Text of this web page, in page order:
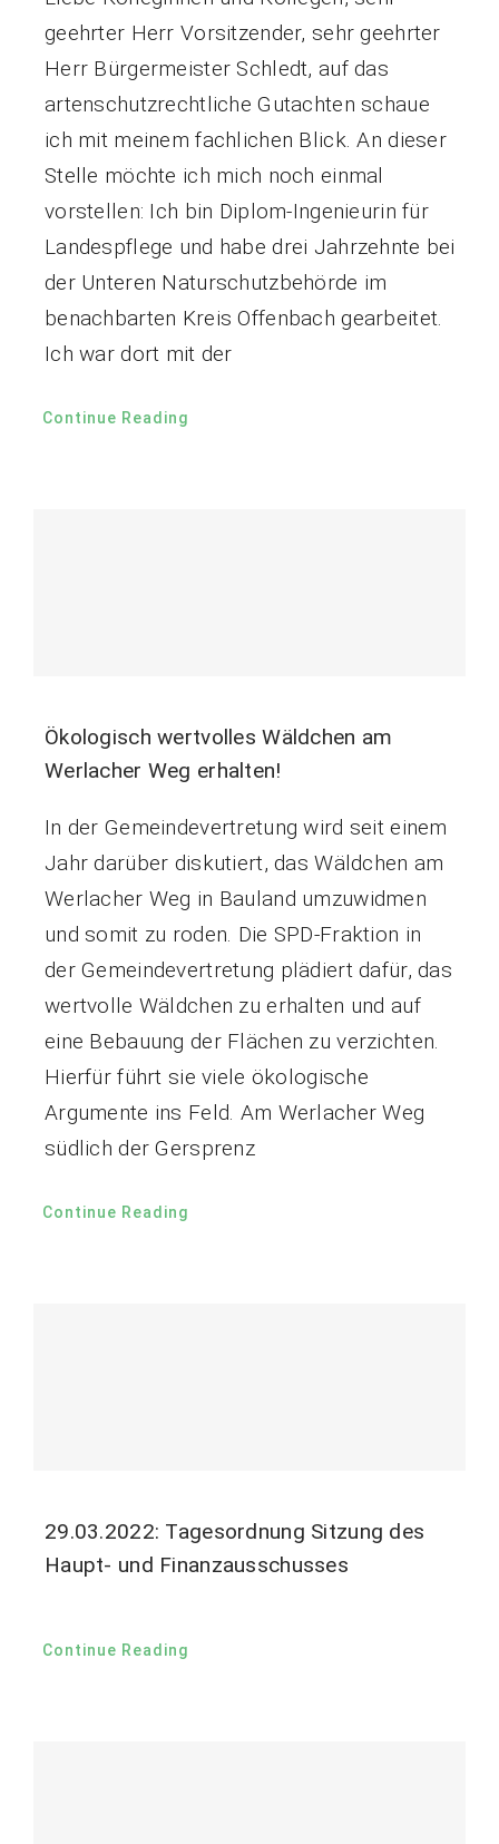
geehrter Herr Vorsitzender, sehr geehrter
Herr Bürgermeister Schledt, auf das
artenschutzrechtliche Gutachten schaue
ich mit meinem fachlichen Blick. An dieser
Stelle möchte ich mich noch einmal
vorstellen: Ich bin Diplom-Ingenieurin für
Landespflege und habe drei Jahrzehnte bei
der Unteren Naturschutzbehörde im
benachbarten Kreis Offenbach gearbeitet.
Ich war dort mit der
Continue Reading
Ökologisch wertvolles Wäldchen am
Werlacher Weg erhalten!
In der Gemeindevertretung wird seit einem
Jahr darüber diskutiert, das Wäldchen am
Werlacher Weg in Bauland umzuwidmen
und somit zu roden. Die SPD-Fraktion in
der Gemeindevertretung plädiert dafür, das
wertvolle Wäldchen zu erhalten und auf
eine Bebauung der Flächen zu verzichten.
Hierfür führt sie viele ökologische
Argumente ins Feld. Am Werlacher Weg
südlich der Gersprenz
Continue Reading
29.03.2022: Tagesordnung Sitzung des
Haupt- und Finanzausschusses
Continue Reading